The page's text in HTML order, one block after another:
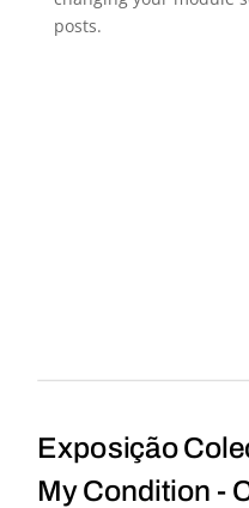
posts.
Exposição
My Condition -